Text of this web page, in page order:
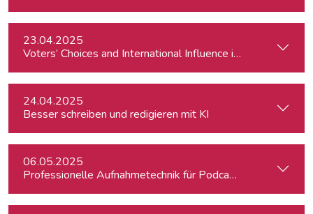
23.04.2025
Voters’ Choices and International Influence in Romania’s
24.04.2025
Besser schreiben und redigieren mit KI
06.05.2025
Professionelle Aufnahmetechnik für Podcasts & Radio